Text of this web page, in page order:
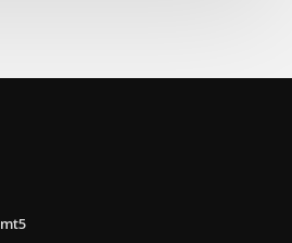
مؤشر متقطع chtiness مؤشر mt5